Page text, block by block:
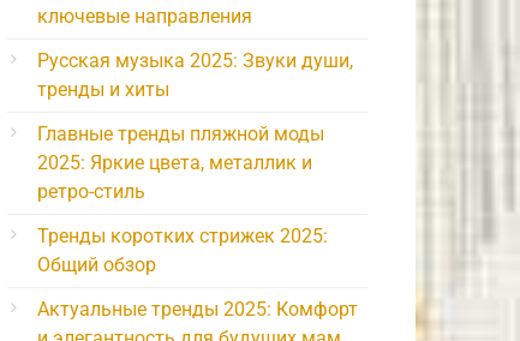
ключевые направления
Русская музыка 2025: Звуки души,
тренды и хиты
Главные тренды пляжной моды
2025: Яркие цвета, металлик и
ретро-стиль
Тренды коротких стрижек 2025:
Общий обзор
Актуальные тренды 2025: Комфорт